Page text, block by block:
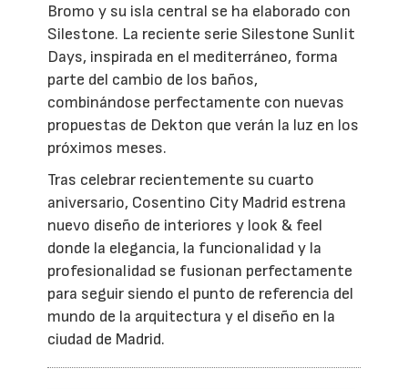
Bromo y su isla central se ha elaborado con
Silestone. La reciente serie Silestone Sunlit
Days, inspirada en el mediterráneo, forma
parte del cambio de los baños,
combinándose perfectamente con nuevas
propuestas de Dekton que verán la luz en los
próximos meses.
Tras celebrar recientemente su cuarto
aniversario, Cosentino City Madrid estrena
nuevo diseño de interiores y look & feel
donde la elegancia, la funcionalidad y la
profesionalidad se fusionan perfectamente
para seguir siendo el punto de referencia del
mundo de la arquitectura y el diseño en la
ciudad de Madrid.